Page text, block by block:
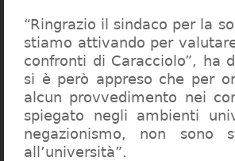
“Ringrazio il sindaco per la
stiamo attivando per
confronti di Caracciolo”, ha
si è però appreso che per
alcun provvedimento nei
spiegato negli ambienti
negazionismo, non sono
all’università”.